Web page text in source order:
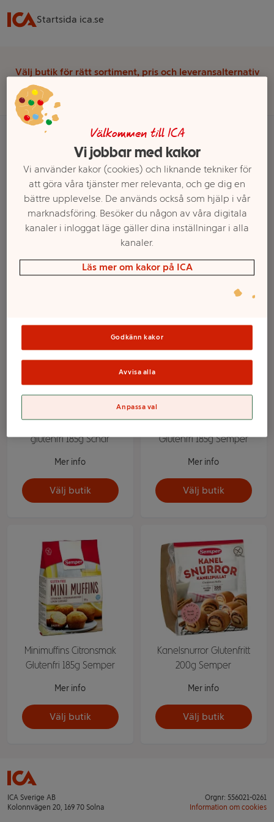
Startsida ica.se
Välj butik för rätt sortiment, pris och leveransalternativ
Bröd & Kakor Glutenfritt bröd & Kakor
Glutenfritt fikabröd Glutenfritt färskt fikabröd
Ett exempel på onlinesortiment visas.
Glutenfritt färskt fikabröd
Mini Muffins citronsmak
glutenfri 185g Schär
Mer info
Välj butik
Mini Muffins Choklad
Glutenfri 185g Semper
Mer info
Välj butik
Minimuffins Citronsmak
Glutenfri 185g Semper
Mer info
Välj butik
Kanelsnurror Glutenfritt
200g Semper
Mer info
Välj butik
ICA Sverige AB
Kolonnvägen 20, 169 70 Solna
Orgnr: 556021-0261
Information om cookies
Välkommen till ICA
Vi jobbar med kakor
Vi använder kakor (cookies) och liknande tekniker för
att göra våra tjänster mer relevanta, och ge dig en
bättre upplevelse. De används också som hjälp i vår
marknadsföring. Besöker du någon av våra digitala
kanaler i inloggat läge gäller dina inställningar i alla
kanaler.
Läs mer om kakor på ICA
Godkänn kakor
Avvisa alla
Anpassa val